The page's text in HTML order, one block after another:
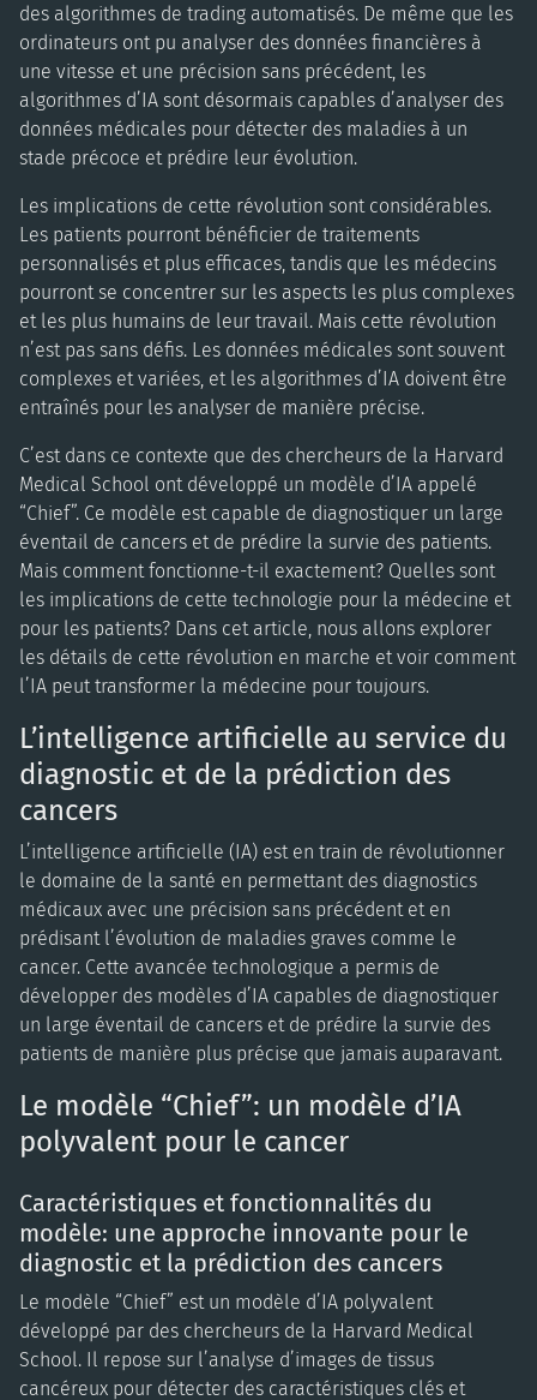
des algorithmes de trading automatisés. De même que les
ordinateurs ont pu analyser des données financières à
une vitesse et une précision sans précédent, les
algorithmes d’IA sont désormais capables d’analyser des
données médicales pour détecter des maladies à un
stade précoce et prédire leur évolution.
Les implications de cette révolution sont considérables.
Les patients pourront bénéficier de traitements
personnalisés et plus efficaces, tandis que les médecins
pourront se concentrer sur les aspects les plus complexes
et les plus humains de leur travail. Mais cette révolution
n’est pas sans défis. Les données médicales sont souvent
complexes et variées, et les algorithmes d’IA doivent être
entraînés pour les analyser de manière précise.
C’est dans ce contexte que des chercheurs de la Harvard
Medical School ont développé un modèle d’IA appelé
“Chief”. Ce modèle est capable de diagnostiquer un large
éventail de cancers et de prédire la survie des patients.
Mais comment fonctionne-t-il exactement? Quelles sont
les implications de cette technologie pour la médecine et
pour les patients? Dans cet article, nous allons explorer
les détails de cette révolution en marche et voir comment
l’IA peut transformer la médecine pour toujours.
L’intelligence artificielle au service du
diagnostic et de la prédiction des
cancers
L’intelligence artificielle (IA) est en train de révolutionner
le domaine de la santé en permettant des diagnostics
médicaux avec une précision sans précédent et en
prédisant l’évolution de maladies graves comme le
cancer. Cette avancée technologique a permis de
développer des modèles d’IA capables de diagnostiquer
un large éventail de cancers et de prédire la survie des
patients de manière plus précise que jamais auparavant.
Le modèle “Chief”: un modèle d’IA
polyvalent pour le cancer
Caractéristiques et fonctionnalités du
modèle: une approche innovante pour le
diagnostic et la prédiction des cancers
Le modèle “Chief” est un modèle d’IA polyvalent
développé par des chercheurs de la Harvard Medical
School. Il repose sur l’analyse d’images de tissus
cancéreux pour détecter des caractéristiques clés et